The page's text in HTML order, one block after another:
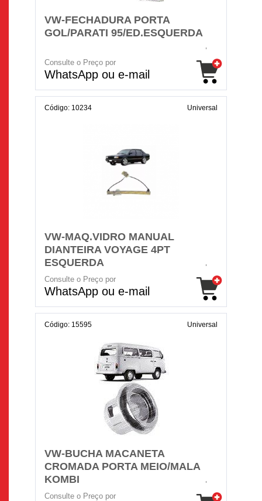
VW-FECHADURA PORTA
GOL/PARATI 95/ED.ESQUERDA
Consulte o Preço por
WhatsApp ou e-mail
Código: 10234 Universal
VW-MAQ.VIDRO MANUAL
DIANTEIRA VOYAGE 4PT
ESQUERDA
Consulte o Preço por
WhatsApp ou e-mail
Código: 15595 Universal
VW-BUCHA MACANETA
CROMADA PORTA MEIO/MALA
KOMBI
Consulte o Preço por